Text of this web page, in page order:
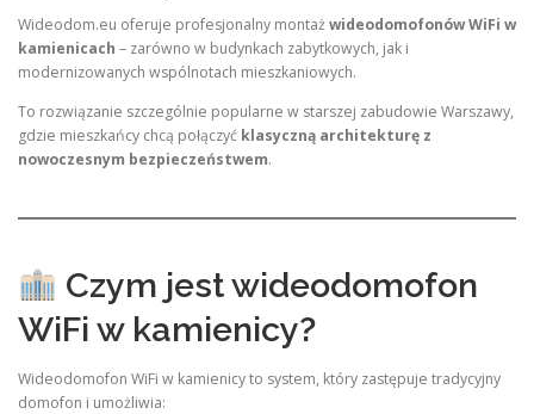
Wideodom.eu oferuje profesjonalny montażwideodomofonów WiFi w
kamienicach – zarówno w budynkach zabytkowych, jak i
modernizowanych wspólnotach mieszkaniowych.
To rozwiązanie szczególnie popularne w starszej zabudowie Warszawy,
gdzie mieszkańcy chcą połączyć klasyczną architekturę z
nowoczesnym bezpieczeństwem.
Czym jest wideodomofon
WiFi w kamienicy?
Wideodomofon WiFi w kamienicy to system, który zastępuje tradycyjny
domofon i umożliwia: